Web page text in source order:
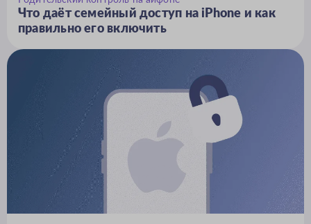
Что даёт семейный доступ на iPhone и как
правильно его включить